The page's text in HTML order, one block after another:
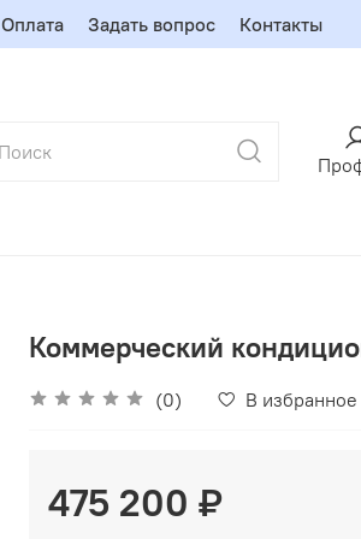
Оплата Задать вопрос Контакты
Коммерческий
(0) В избранное
475 200 ₽